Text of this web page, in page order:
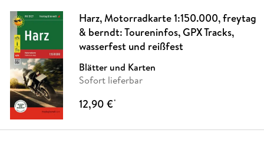
Harz, Motorradkarte 1:150.000, freytag
& berndt: Toureninfos, GPX Tracks,
wasserfest und reißfest
Blätter und Karten
Sofort lieferbar
12,90 €*